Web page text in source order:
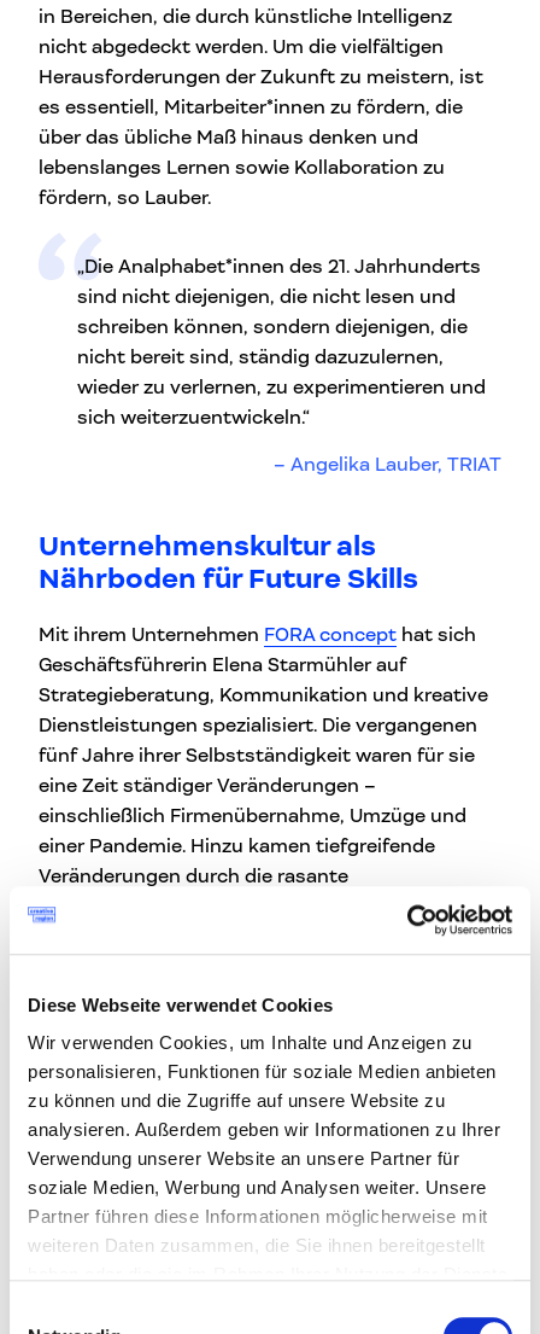
Diese Webseite verwendet Cookies
Wir verwenden Cookies, um Inhalte und Anzeigen zu
personalisieren, Funktionen für soziale Medien anbieten
zu können und die Zugriffe auf unsere Website zu
analysieren. Außerdem geben wir Informationen zu Ihrer
Verwendung unserer Website an unsere Partner für
soziale Medien, Werbung und Analysen weiter. Unsere
Partner führen diese Informationen möglicherweise mit
weiteren Daten zusammen, die Sie ihnen bereitgestellt
in Bereichen, die durch künstliche Intelligenz
nicht abgedeckt werden. Um die vielfältigen
Herausforderungen der Zukunft zu meistern, ist
es essentiell, Mitarbeiter*innen zu fördern, die
über das übliche Maß hinaus denken und
lebenslanges Lernen sowie Kollaboration zu
fördern, so Lauber.
„Die Analphabet*innen des 21. Jahrhunderts
sind nicht diejenigen, die nicht lesen und
schreiben können, sondern diejenigen, die
nicht bereit sind, ständig dazuzulernen,
wieder zu verlernen, zu experimentieren und
sich weiterzuentwickeln.“
Angelika Lauber, TRIAT
Unternehmenskultur als
Nährboden für Future Skills
Mit ihrem Unternehmen FORA concept hat sich
Geschäftsführerin Elena Starmühler auf
Strategieberatung, Kommunikation und kreative
Dienstleistungen spezialisiert. Die vergangenen
fünf Jahre ihrer Selbstständigkeit waren für sie
eine Zeit ständiger Veränderungen –
einschließlich Firmenübernahme, Umzüge und
einer Pandemie. Hinzu kamen tiefgreifende
Veränderungen durch die rasante
Weiterentwicklung von Künstlicher Intelligenz,
die entscheidende Rolle von Flexibilität und
verändernden Marktumfeld erkannt:
„Wir müssen lernen, mit dem Wandel
umzugehen und sicherzustellen, dass unser
Unternehmen darauf vorbereitet ist, egal was
kommt.“